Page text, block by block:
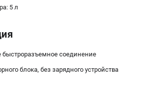
пн-пт - с 9:00 до 18:00
ЗАКАЗ ЗАПЧАСТЕЙ
06-14 | +7 (8112) 59-10-67
5 л
быстроразъемное соединение
блока, без зарядного устройства